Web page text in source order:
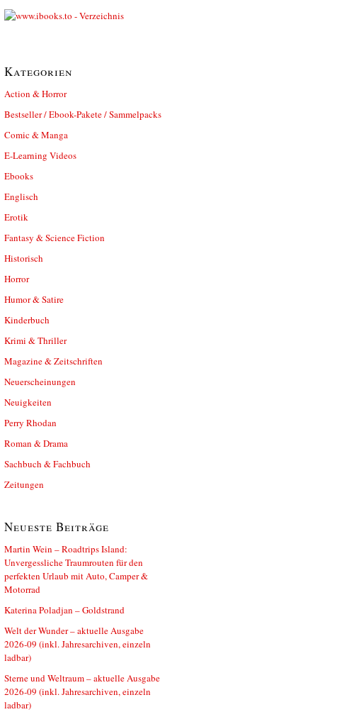
Kategorien
Action & Horror
Bestseller / Ebook-Pakete / Sammelpacks
Comic & Manga
E-Learning Videos
Ebooks
Englisch
Erotik
Fantasy & Science Fiction
Historisch
Horror
Humor & Satire
Kinderbuch
Krimi & Thriller
Magazine & Zeitschriften
Neuerscheinungen
Neuigkeiten
Perry Rhodan
Roman & Drama
Sachbuch & Fachbuch
Zeitungen
Neueste Beiträge
Martin Wein – Roadtrips Island:
Unvergessliche Traumrouten für den
perfekten Urlaub mit Auto, Camper &
Motorrad
Katerina Poladjan – Goldstrand
Welt der Wunder – aktuelle Ausgabe
2026-09 (inkl. Jahresarchiven, einzeln
ladbar)
Sterne und Weltraum – aktuelle Ausgabe
2026-09 (inkl. Jahresarchiven, einzeln
ladbar)